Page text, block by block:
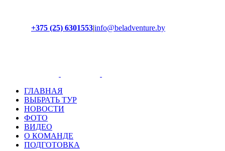
+375 (25) 6301553|info@beladventure.by
ГЛАВНАЯ
ВЫБРАТЬ ТУР
НОВОСТИ
ФОТО
ВИДЕО
О КОМАНДЕ
ПОДГОТОВКА